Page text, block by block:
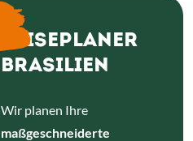
REISEPLANER
BRASILIEN
Wir planen Ihre
maßgeschneiderte